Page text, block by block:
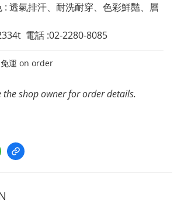
: 透氣排汗、耐洗耐穿、色彩鮮豔、層
電話 :02-2280-8085
運 on order
the shop owner for order details.